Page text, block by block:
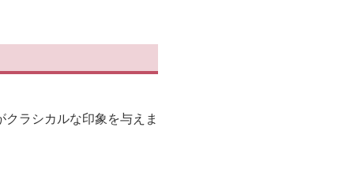
ラシカルな印象を与えま